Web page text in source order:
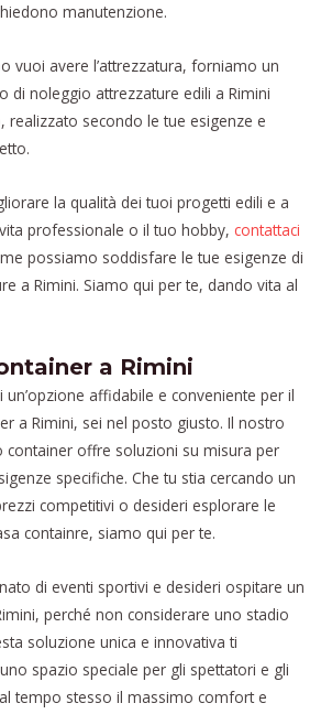
manutenzione.
vuoi avere l’attrezzatura, forniamo un
di noleggio attrezzature edili a Rimini
realizzato secondo le tue esigenze e
la qualità dei tuoi progetti edili e a
professionale o il tuo hobby, contattaci
possiamo soddisfare le tue esigenze di
a Rimini. Siamo qui per te, dando vita al
a Rimini
un’opzione affidabile e conveniente per il
a Rimini, sei nel posto giusto. Il nostro
container offre soluzioni su misura per
specifiche. Che tu stia cercando un
competitivi o desideri esplorare le
containre, siamo qui per te.
di eventi sportivi e desideri ospitare un
perché non considerare uno stadio
soluzione unica e innovativa ti
spazio speciale per gli spettatori e gli
tempo stesso il massimo comfort e